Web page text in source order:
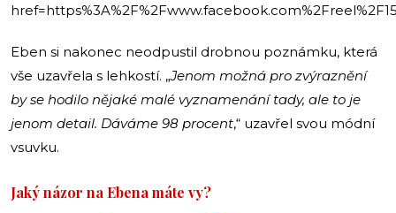
Eben si nakonec neodpustil drobnou poznámku, která
vše uzavřela s lehkostí. „Jenom možná pro zvýraznění
by se hodilo nějaké malé vyznamenání tady, ale to je
jenom detail. Dáváme 98 procent,“ uzavřel svou módní
vsuvku.
Jaký názor na Ebena máte vy?